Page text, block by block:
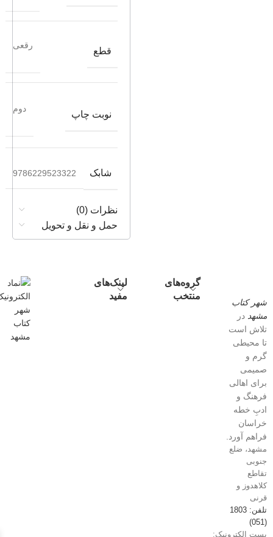
قطع
رقعی
نوبت چاپ
دوم
شابک 9786229523322
نظرات (0)
حمل و نقل و تحویل
شهر کتاب
مشهد در
تلاش است
تا محیطی
گرم و
صمیمی
برای اهالی
فرهنگ و
ادبِ خطه
خراسان
فراهم آورد.
مشهد، ضلع
جنوبی
تقاطع
کلاهدوز و
قرنی
تلفن: 1803
(051)
پست الکترونیک:
گروه‌های
منتخب
لینک‌های
مفید